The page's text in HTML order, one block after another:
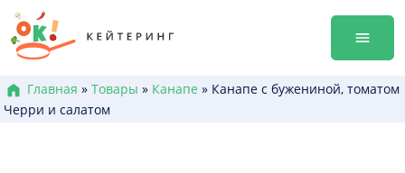
Перейти
содержанию
гала-
Меню
Главная » Товары » Канапе » Канапе с бужениной, томатом
Черри и салатом